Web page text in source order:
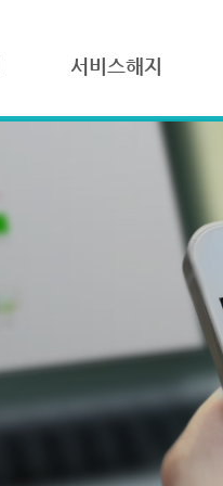
서비스해지